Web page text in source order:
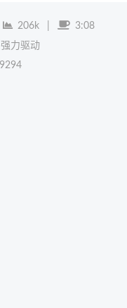
206k
3:08
强力驱动